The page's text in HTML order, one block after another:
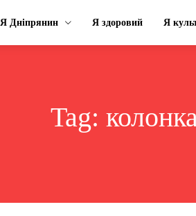
Я Дніпрянин Я здоровий Я
Tag: